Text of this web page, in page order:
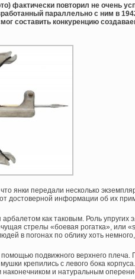
фактически повторил не очень
параллельно с ним в
составить конкуренцию
янки передали несколько
достоверной информации об их
как таковым. Роль
стрелы «боевая рогатка», или
в погонах по облику хоть
подвижного верхнего
крепились с левого бока
и натуральным